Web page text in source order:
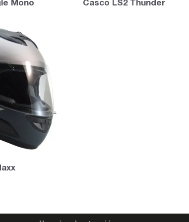
Mono Casco LS2 Thunder